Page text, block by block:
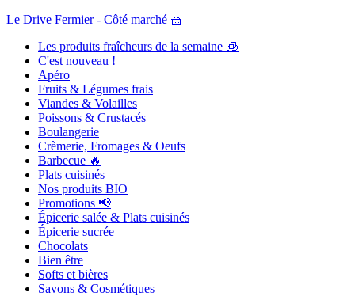
Le Drive Fermier - Côté marché 🧺
Les produits fraîcheurs de la semaine 🧊
C'est nouveau !
Apéro
Fruits & Légumes frais
Viandes & Volailles
Poissons & Crustacés
Boulangerie
Crèmerie, Fromages & Oeufs
Barbecue 🔥
Plats cuisinés
Nos produits BIO
Promotions 📢
Épicerie salée & Plats cuisinés
Épicerie sucrée
Chocolats
Bien être
Softs et bières
Savons & Cosmétiques